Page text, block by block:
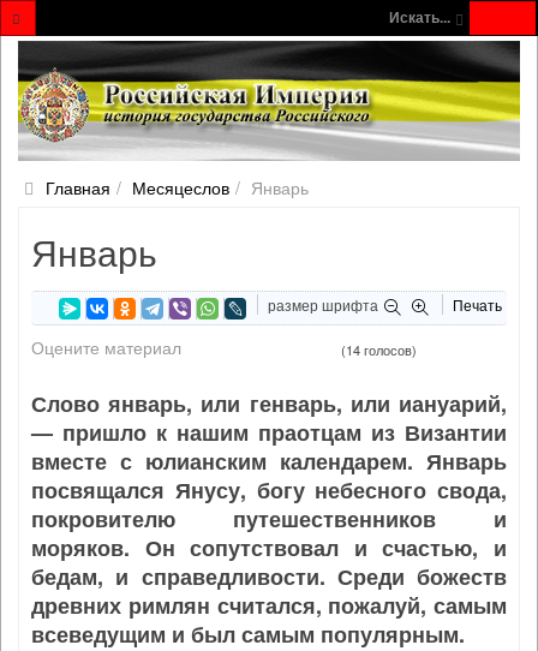
Искать...
Главная Месяцеслов Январь
Январь
размер шрифта Печать
Оцените материал (14 голосов)
Слово январь, или генварь, или иануарий,
— пришло к нашим праотцам из Византии
вместе с юлианским календарем. Январь
посвящался Янусу, богу небесного свода,
покровителю путешественников и
моряков. Он сопутствовал и счастью, и
бедам, и справедливости. Среди божеств
древних римлян считался, пожалуй, самым
всеведущим и был самым популярным.